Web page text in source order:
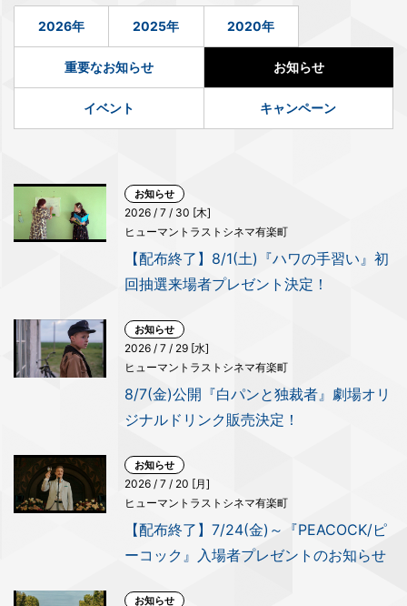
2026年 2025年 2020年
重要なお知らせ お知らせ
イベント キャンペーン
お知らせ
2026 / 7 / 30 [木]
ヒューマントラストシネマ有楽町
【配布終了】8/1(土)『ハワの手習い』初
回抽選来場者プレゼント決定！
お知らせ
2026 / 7 / 29 [水]
ヒューマントラストシネマ有楽町
8/7(金)公開『白パンと独裁者』劇場オリ
ジナルドリンク販売決定！
お知らせ
2026 / 7 / 20 [月]
ヒューマントラストシネマ有楽町
【配布終了】7/24(金)～『PEACOCK/ピ
ーコック』入場者プレゼントのお知らせ
お知らせ